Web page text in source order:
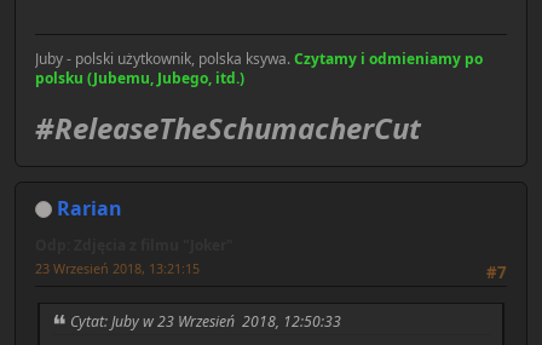
Juby - polski użytkownik, polska ksywa.Czytamy i odmieniamy po
polsku (Jubemu, Jubego, itd.)
#ReleaseTheSchumacherCut
Rarian
#7
23 Wrzesień 2018, 13:21:15
Cytat: Juby w 23 Wrzesień 2018, 12:50:33